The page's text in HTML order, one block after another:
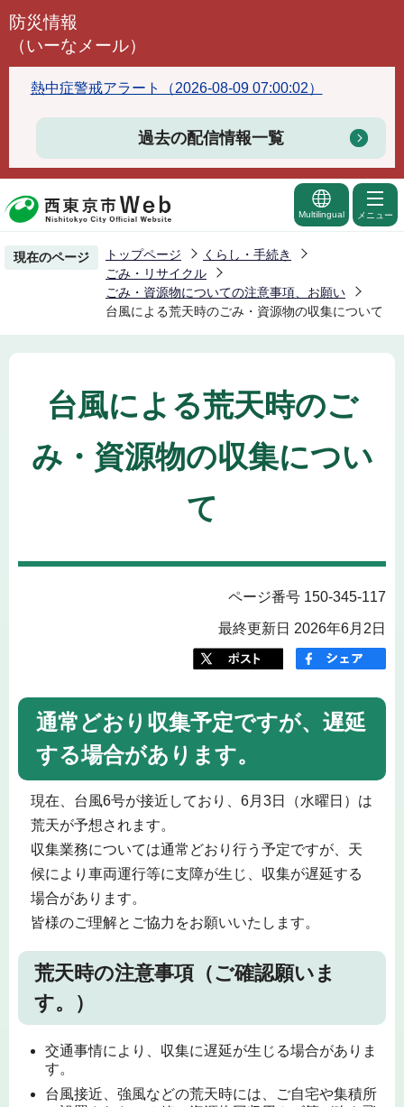
こ
頭
で
防災情報
（いーなメール）
熱中症警戒アラート（2026-08-09 07:00:02）
過去の配信情報一覧
Multilingual メニュー
現在のページ トップページ
くらし・手続き
ごみ・リサイクル
ごみ・資源物についての注意事項、お願い
台風による荒天時のごみ・資源物の収集について
台風による荒天時のご
み・資源物の収集につい
て
ページ番号 150-345-117
最終更新日 2026年6月2日
通常どおり収集予定ですが、遅延
する場合があります。
現在、台風6号が接近しており、6月3日（水曜日）は
荒天が予想されます。
収集業務については通常どおり行う予定ですが、天
候により車両運行等に支障が生じ、収集が遅延する
場合があります。
皆様のご理解とご協力をお願いいたします。
荒天時の注意事項（ご確認願いま
す。）
交通事情により、収集に遅延が生じる場合がありま
す。
台風接近、強風などの荒天時には、ご自宅や集積所